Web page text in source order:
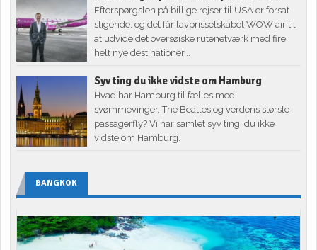
Efterspørgslen på billige rejser til USA er forsat
stigende, og det får lavprisselskabet WOW air til
at udvide det oversøiske rutenetværk med fire
helt nye destinationer...
Syv ting du ikke vidste om Hamburg
Hvad har Hamburg til fælles med
svømmevinger, The Beatles og verdens største
passagerfly? Vi har samlet syv ting, du ikke
vidste om Hamburg.
BANGKOK